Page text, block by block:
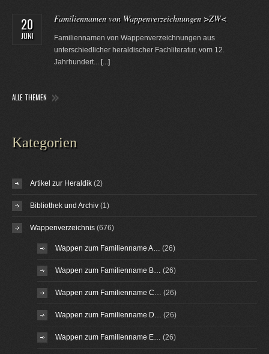
20
JUNI
Familiennamen von Wappenverzeichnungen >ZW<
Familiennamen von Wappenverzeichnungen aus
unterschiedlicher heraldischer Fachliteratur, vom 12.
Jahrhundert... [...]
ALLE THEMEN
Kategorien
Artikel zur Heraldik (2)
Bibliothek und Archiv (1)
Wappenverzeichnis (676)
Wappen zum Familienname A… (26)
Wappen zum Familienname B… (26)
Wappen zum Familienname C… (26)
Wappen zum Familienname D… (26)
Wappen zum Familienname E… (26)